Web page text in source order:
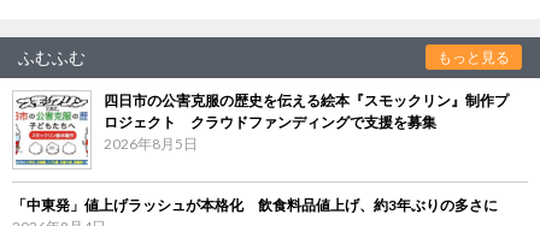
ふむふむ もっと見る
四日市の公害克服の歴史を伝える絵本『スモックリン』制作プ
ロジェクト クラウドファンディングで支援を募集
2026年8月5日
「中東発」値上げラッシュが本格化 飲食料品値上げ、約3年ぶりの多さに